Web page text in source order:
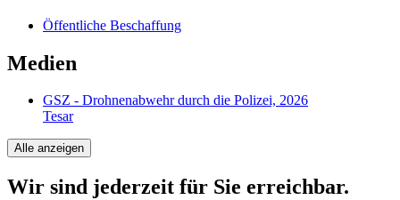
Öffentliche Beschaffung
Medien
GSZ - Drohnenabwehr durch die Polizei, 2026
Tesar
Alle anzeigen
Wir sind jederzeit für Sie erreichbar.